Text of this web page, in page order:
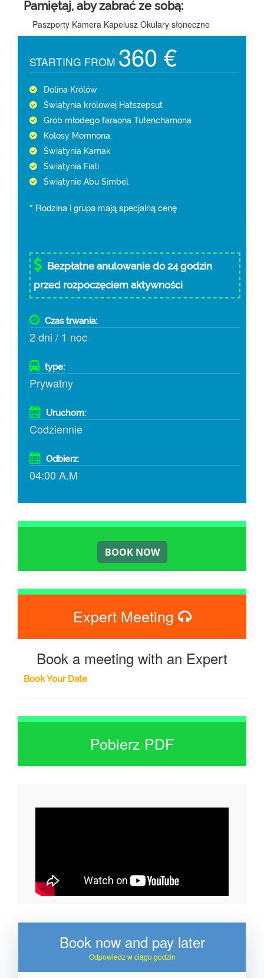
Pamiętaj, aby zabrać ze sobą:
Paszporty Kamera Kapelusz Okulary słoneczne
STARTING FROM 360 €
Dolina Królów
Świątynia królowej Hatszepsut
Grób młodego faraona Tutenchamona
Kolosy Memnona.
Świątynia Karnak
Świątynia Fiali
Świątynie Abu Simbel
* Rodzina i grupa mają specjalną cenę
Bezpłatne anulowanie do 24 godzin
przed rozpoczęciem aktywności
Czas trwania:
2 dni / 1 noc
type:
Prywatny
Uruchom:
Codziennie
Odbierz:
04:00 A.M
Expert Meeting
Book a meeting with an Expert
Book Your Date
Pobierz PDF
Book now and pay later
Odpowiedz w ciągu godzin